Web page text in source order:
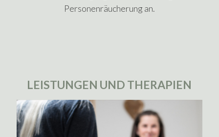
Personenräucherung an.
LEISTUNGEN UND THERAPIEN